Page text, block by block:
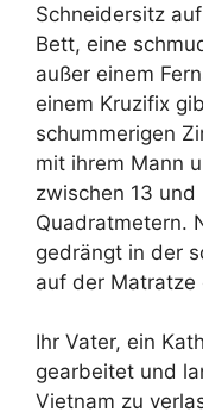
Schneidersitz
Bett, eine
außer einem
einem Kruzifix
schummerigen
mit ihrem Mann
zwischen 13 und
Quadratmetern.
gedrängt in der
auf der Matratze
Ihr Vater, ein
gearbeitet und
Vietnam zu